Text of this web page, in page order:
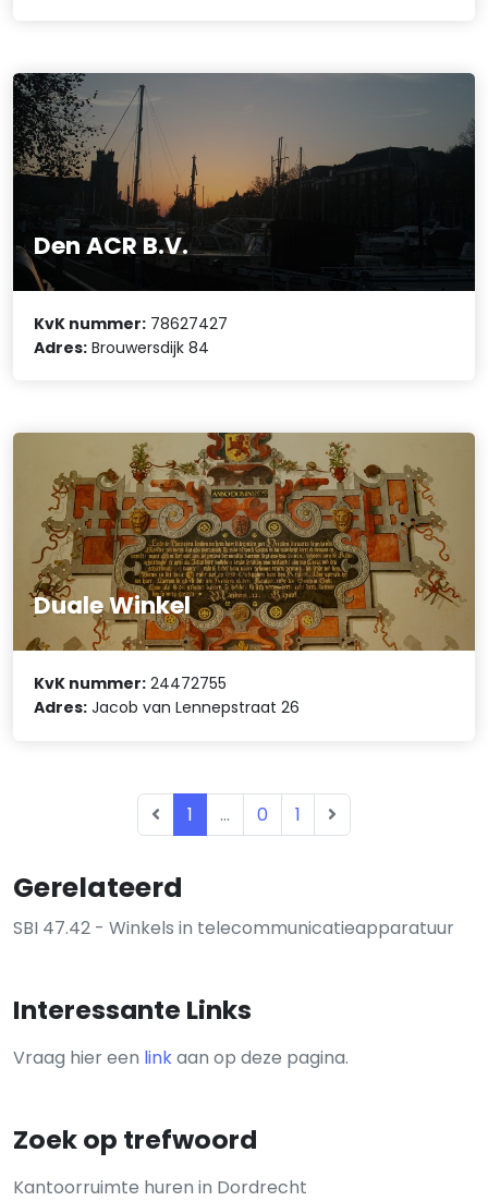
Gerelateerd
SBI 47.42 - Winkels in telecommunicatieapparatuur
Interessante Links
Vraag hier een linkaan op deze pagina.
Zoek op trefwoord
Kantoorruimte huren in Dordrecht
Den ACR B.V.
KvK nummer: 78627427
Adres: Brouwersdijk 84
Duale Winkel
KvK nummer: 24472755
Adres: Jacob van Lennepstraat 26
1 ... 0 1